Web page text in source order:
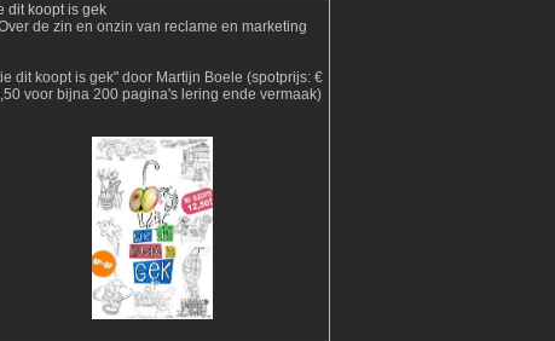
dit koopt is gek
de zin en onzin van reclame en marketing
dit koopt is gek" door Martijn Boele (spotprijs: €
voor bijna 200 pagina's lering ende vermaak)